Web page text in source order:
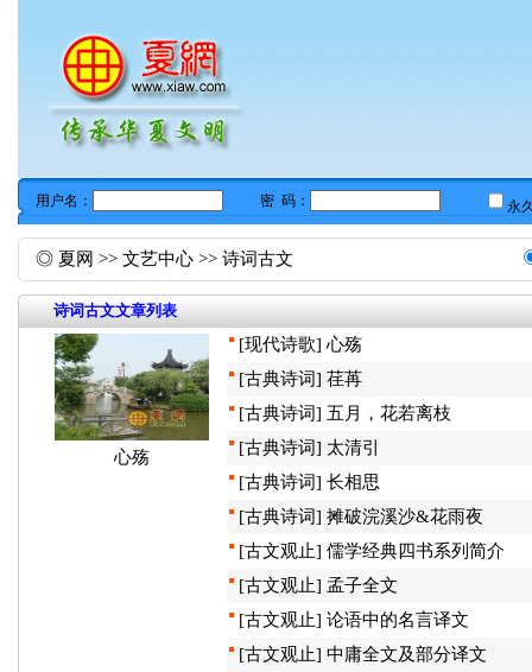
◎ 夏网 >> 文艺中心 >> 诗词古文
诗词古文文章列表
心殇
[现代诗歌] 心殇
[古典诗词] 荏苒
[古典诗词] 五月，花若离枝
[古典诗词] 太清引
[古典诗词] 长相思
[古典诗词] 摊破浣溪沙&花雨夜
[古文观止] 儒学经典四书系列简介
[古文观止] 孟子全文
[古文观止] 论语中的名言译文
[古文观止] 中庸全文及部分译文